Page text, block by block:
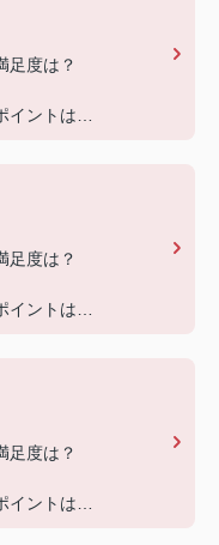
足度は？
ントは？
足度は？
ントは？
足度は？
ントは？